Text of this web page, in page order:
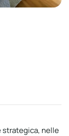
strategica, nelle